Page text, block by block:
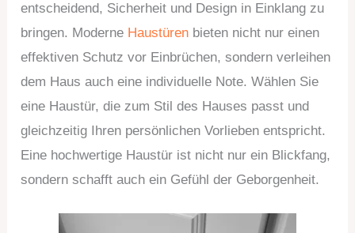
entscheidend, Sicherheit und Design in Einklang zu
bringen. Moderne Haustüren bieten nicht nur einen
effektiven Schutz vor Einbrüchen, sondern verleihen
dem Haus auch eine individuelle Note. Wählen Sie
eine Haustür, die zum Stil des Hauses passt und
gleichzeitig Ihren persönlichen Vorlieben entspricht.
Eine hochwertige Haustür ist nicht nur ein Blickfang,
sondern schafft auch ein Gefühl der Geborgenheit.